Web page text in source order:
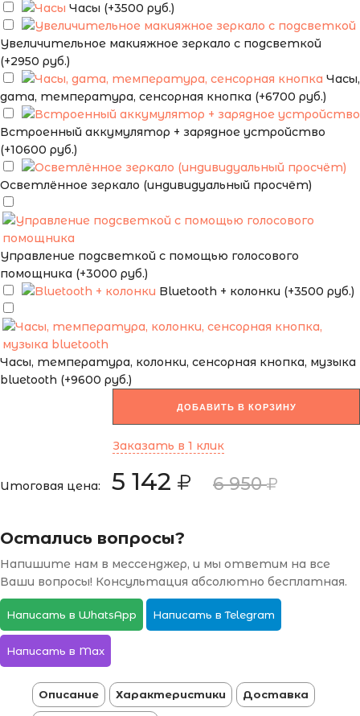
Часы (+3500 руб.)
Увеличительное макияжное зеркало с подсветкой
(+2950 руб.)
Часы,
дата, температура, сенсорная кнопка (+6700 руб.)
Встроенный аккумулятор + зарядное устройство
(+10600 руб.)
Осветлённое зеркало (индивидуальный просчёт)
Управление подсветкой с помощью голосового
помощника (+3000 руб.)
Bluetooth + колонки (+3500 руб.)
Часы, температура, колонки, сенсорная кнопка, музыка
bluetooth (+9600 руб.)
ДОБАВИТЬ В КОРЗИНУ
Заказать в 1 клик
Итоговая цена: 5 142 6 950
Остались вопросы?
Напишите нам в мессенджер, и мы ответим на все
Ваши вопросы! Консультация абсолютно бесплатная.
Написать в WhatsApp Написать в Telegram
Написать в Max
Описание Характеристики Доставка